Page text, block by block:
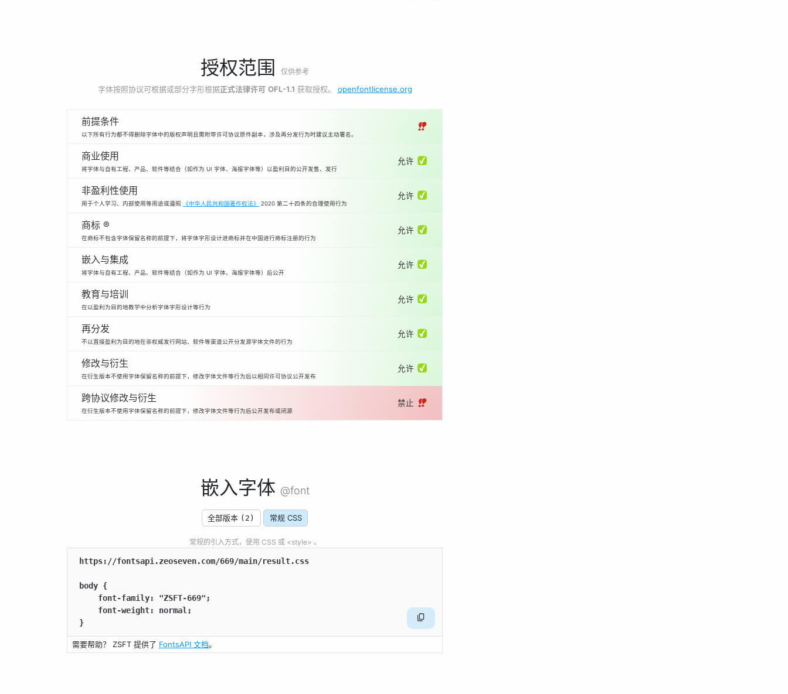
授权范围 仅供参考
字体按照协议可根据或部分字形根据正式法律许可 OFL-1.1 获取授权。 openfontlicense.org
前提条件
以下所有行为都不得删除字体中的版权声明且需附带许可协议原件副本，涉及再分发行为时建议主动署名。
‼
商业使用
将字体与自有工程、产品、软件等结合（如作为 UI 字体、海报字体等）以盈利目的公开发售、发行
允许 ✅
非盈利性使用
用于个人学习、内部使用等用途或遵照 《中华人民共和国著作权法》 2020 第二十四条的合理使用行为
允许 ✅
商标 ®
在商标不包含字体保留名称的前提下，将字体字形设计进商标并在中国进行商标注册的行为
允许 ✅
嵌入与集成
将字体与自有工程、产品、软件等结合（如作为 UI 字体、海报字体等）后公开
允许 ✅
教育与培训
在以盈利为目的地教学中分析字体字形设计等行为
允许 ✅
再分发
不以直接盈利为目的地在非权威发行网站、软件等渠道公开分发源字体文件的行为
允许 ✅
修改与衍生
在衍生版本不使用字体保留名称的前提下，修改字体文件等行为后以相同许可协议公开发布
允许 ✅
跨协议修改与衍生
在衍生版本不使用字体保留名称的前提下，修改字体文件等行为后公开发布或闭源
禁止 ‼️
嵌入字体 @font
全部版本 (2) 常规 CSS
常规的引入方式，使用 CSS 或 <style> 。
https://fontsapi.zeoseven.com/669/main/result.css
body {
    font-family: "ZSFT-669";
    font-weight: normal;
}
需要帮助？ ZSFT 提供了 FontsAPI 文档。